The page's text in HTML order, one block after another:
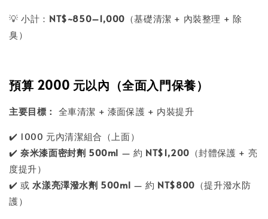
💡 小計： NT$~850–1,000 （基礎清潔 + 內裝整理 + 除
臭）
預算 2000 元以內（全面入門保養）
主要目標： 全車清潔 + 漆面保護 + 内裝提升
✔️ 1000 元內清潔組合（上面）
✔️奈米漆面密封劑 500ml — 約 NT$1,200 （封體保護 + 亮
度提升）
✔️ 或 水漾亮澤潑水劑 500ml — 約 NT$800 （提升潑水防
護）